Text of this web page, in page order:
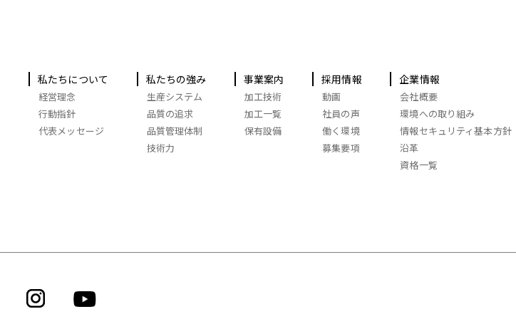
私たちについて
経営理念
行動指針
代表メッセージ
私たちの強み
生産システム
品質の追求
品質管理体制
技術力
事業案内
加工技術
加工一覧
保有設備
採用情報
動画
社員の声
働く環境
募集要項
企業情報
会社概要
環境への取り組み
情報セキュリティ基本方針
沿革
資格一覧